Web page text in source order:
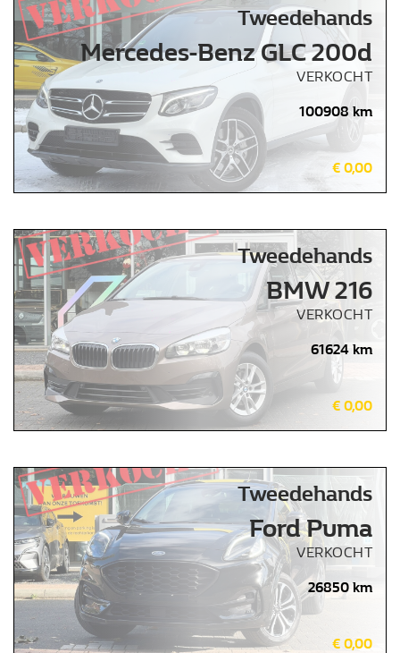
Tweedehands
Mercedes-Benz GLC 200d
VERKOCHT
100908 km
€ 0,00
Tweedehands
BMW 216
VERKOCHT
61624 km
€ 0,00
Tweedehands
Ford Puma
VERKOCHT
26850 km
€ 0,00